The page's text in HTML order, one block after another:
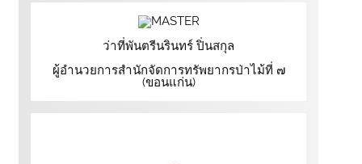
ว่าที่พันตรีนรินทร์ ปิ่นสกุล
ผู้อำนวยการสำนักจัดการทรัพยากรป่าไม้ที่ ๗
(ขอนแก่น)